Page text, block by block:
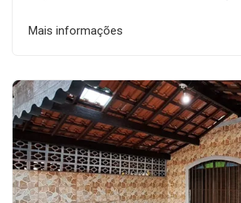
Mais informações